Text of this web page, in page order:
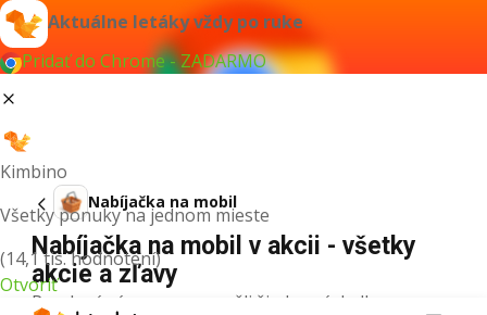
Aktuálne letáky vždy po ruke
Pridať do Chrome - ZADARMO
Kimbino
Všetky ponuky na jednom mieste
(14,1 tis. hodnotení)
Otvoriť
Nabíjačka na mobil
Nabíjačka na mobil v akcii - všetky
akcie a zľavy
Pre daný výraz sme nenašli žiadne výsledky.